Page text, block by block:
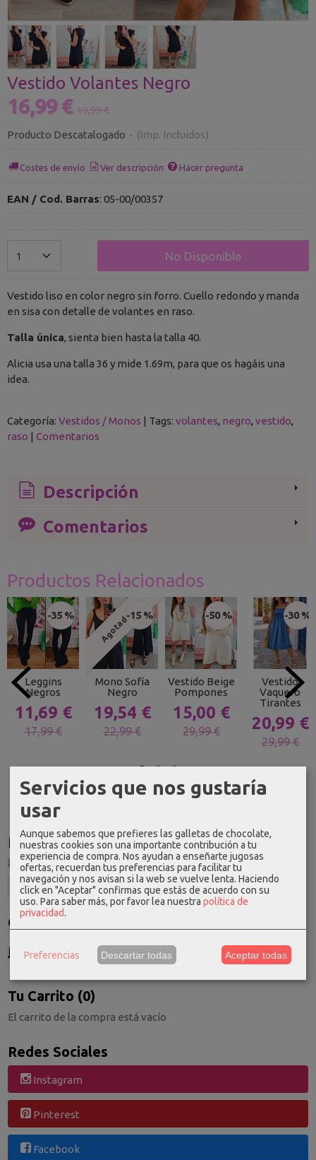
Idioma
Costes de Envío
Consultar Destinos
Tu Carrito (0)
El carrito de la compra está vacío
Redes Sociales
Instagram
Pinterest
Facebook
Vestido Volantes Negro
16,99 € 19,99 €
Producto Descatalogado - (Imp. Incluidos)
Costes de envío Ver descripción Hacer pregunta
EAN / Cod. Barras: 05-00/00357
No Disponible
Vestido liso en color negro sin forro. Cuello redondo y manda
en sisa con detalle de volantes en raso.
Talla única, sienta bien hasta la talla 40.
Alicia usa una talla 36 y mide 1.69m, para que os hagáis una
idea.
Categoría: Vestidos / Monos | Tags: volantes negro vestido
raso | Comentarios
Descripción
Comentarios
Productos Relacionados
-35 %
Leggins
Negros
11,69 €
17,99 €
Agotado-15 %
Mono Sofía
Negro
19,54 €
22,99 €
-50 %
Vestido Beige
Pompones
15,00 €
29,99 €
-30 %
Vestido
Vaquero
Tirantes
20,99 €
29,99 €
Servicios que nos gustaría
usar
Aunque sabemos que prefieres las galletas de chocolate,
nuestras cookies son una importante contribución a tu
experiencia de compra. Nos ayudan a enseñarte jugosas
ofertas, recuerdan tus preferencias para facilitar tu
navegación y nos avisan si la web se vuelve lenta. Haciendo
click en "Aceptar" confirmas que estás de acuerdo con su
uso. Para saber más, por favor lea nuestra política de
privacidad.
Preferencias Descartar todas Aceptar todas